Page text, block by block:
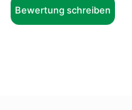
Bewertung schreiben